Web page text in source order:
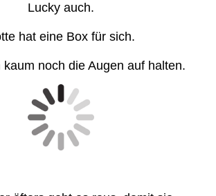
Lucky auch.
hat eine Box für sich.
kaum noch die Augen auf halten.